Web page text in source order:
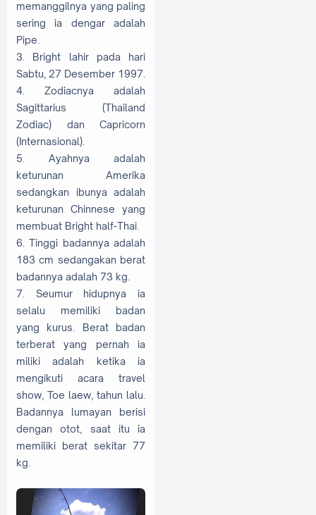
memanggilnya yang paling
sering ia dengar adalah
Pipe.
3. Bright lahir pada hari
Sabtu, 27 Desember 1997.
4. Zodiacnya adalah
Sagittarius (Thailand
Zodiac) dan Capricorn
(Internasional).
5. Ayahnya adalah
keturunan Amerika
sedangkan ibunya adalah
keturunan Chinnese yang
membuat Bright half-Thai.
6. Tinggi badannya adalah
183 cm sedangakan berat
badannya adalah 73 kg.
7. Seumur hidupnya ia
selalu memiliki badan
yang kurus. Berat badan
terberat yang pernah ia
miliki adalah ketika ia
mengikuti acara travel
show, Toe laew, tahun lalu.
Badannya lumayan berisi
dengan otot, saat itu ia
memiliki berat sekitar 77
kg.